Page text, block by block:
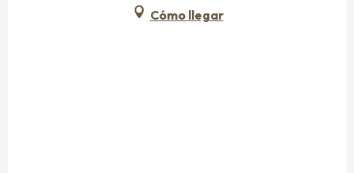
Cómo llegar